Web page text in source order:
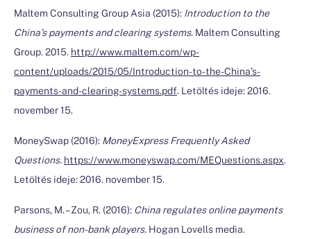
Maltem Consulting Group Asia (2015): Introduction to the
China’s payments and clearing systems. Maltem Consulting
Group. 2015. http://www.maltem.com/wp-
content/uploads/2015/05/Introduction-to-the-China’s-
payments-and-clearing-systems.pdf. Letöltés ideje: 2016.
november 15.
MoneySwap (2016): MoneyExpress Frequently Asked
Questions. https://www.moneyswap.com/MEQuestions.aspx.
Letöltés ideje: 2016. november 15.
Parsons, M. – Zou, R. (2016): China regulates online payments
business of non-bank players. Hogan Lovells media.